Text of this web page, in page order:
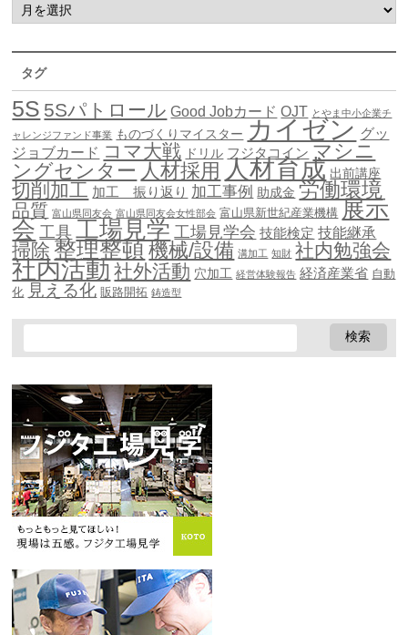
タグ
5S 5Sパトロール Good Jobカード OJT とやま中小企業チ
ャレンジファンド事業 ものづくりマイスター カイゼン グッ
ジョブカード コマ大戦 ドリル フジタコイン マシニ
ングセンター 人材採用 人材育成 出前講座
切削加工 加工 振り返り 加工事例 助成金 労働環境
品質 富山県同友会 富山県同友会女性部会 富山県新世紀産業機構 展示
会 工具 工場見学 工場見学会 技能検定 技能継承
掃除 整理整頓機械/設備 溝加工 知財 社内勉強会
社内活動社外活動 穴加工 経営体験報告 経済産業省 自動
化 見える化 販路開拓 鋳造型